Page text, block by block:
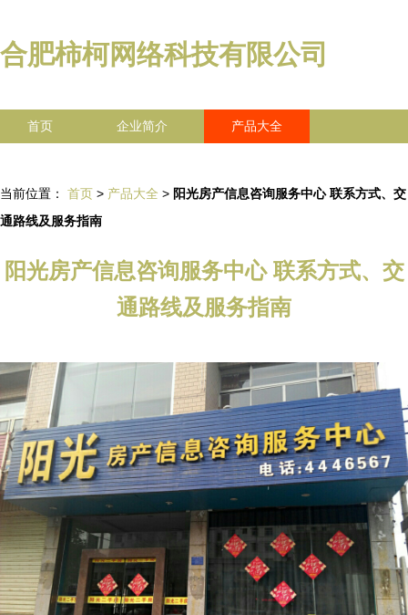
合肥柿柯网络科技有限公司
首页 企业简介 产品大全
当前位置： 首页 > 产品大全 > 阳光房产信息咨询服务中心 联系方式、交
通路线及服务指南
阳光房产信息咨询服务中心 联系方式、交
通路线及服务指南